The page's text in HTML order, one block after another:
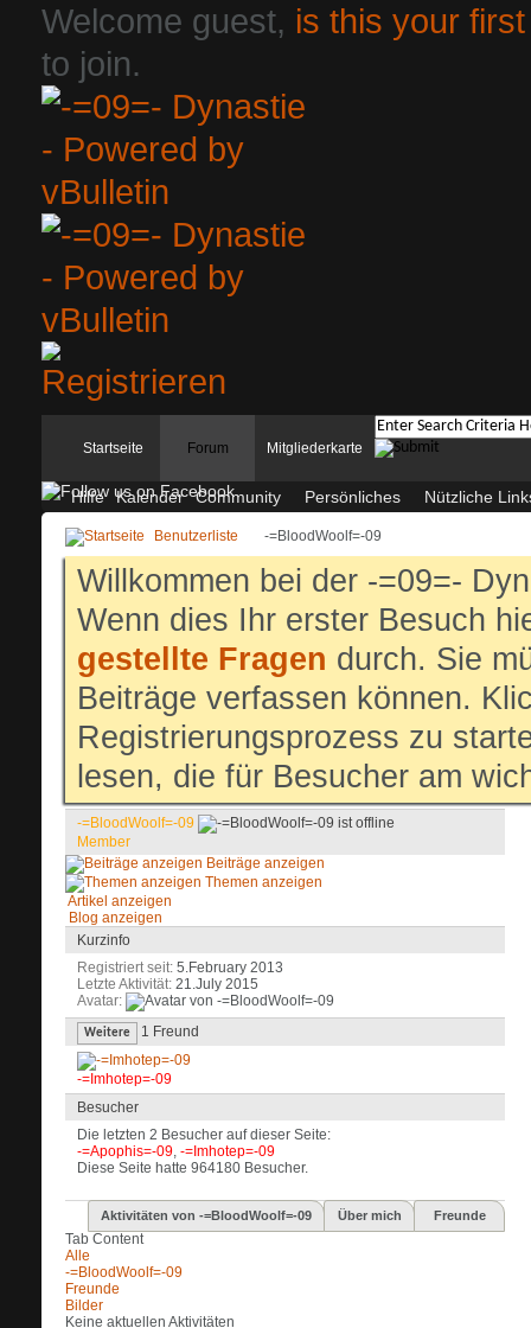
Welcome guest, is this your
to join.
Startseite Forum
Hilfe Kalender Community Persönliches Nützliche
Mitgliederkarte
Benutzerliste -=BloodWoolf=-09
Willkommen bei der -=09=-
Wenn dies Ihr erster Besuch
gestellte Fragen durch. Sie
Beiträge verfassen können.
Registrierungsprozess zu
lesen, die für Besucher am
-=BloodWoolf=-09
Member
Beiträge anzeigen
Themen anzeigen
Artikel anzeigen
Blog anzeigen
Kurzinfo
Registriert seit 5.February 2013
Letzte Aktivität 21.July 2015
Avatar
Weitere 1 Freund
-=Imhotep=-09
Besucher
Die letzten 2 Besucher auf dieser Seite:
-=Apophis=-09, -=Imhotep=-09
Diese Seite hatte 964180 Besucher.
Aktivitäten von -=BloodWoolf=-09 Über mich Freunde
Tab Content
Alle
-=BloodWoolf=-09
Freunde
Bilder
Keine aktuellen Aktivitäten